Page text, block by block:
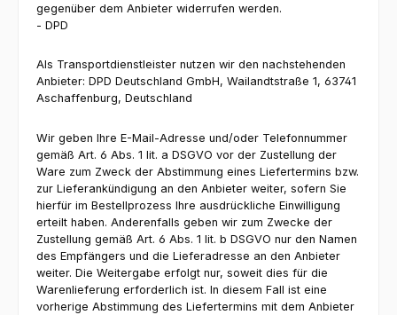
gegenüber dem Anbieter widerrufen werden.
- DPD
Als Transportdienstleister nutzen wir den nachstehenden
Anbieter: DPD Deutschland GmbH, Wailandtstraße 1, 63741
Aschaffenburg, Deutschland
Wir geben Ihre E-Mail-Adresse und/oder Telefonnummer
gemäß Art. 6 Abs. 1 lit. a DSGVO vor der Zustellung der
Ware zum Zweck der Abstimmung eines Liefertermins bzw.
zur Lieferankündigung an den Anbieter weiter, sofern Sie
hierfür im Bestellprozess Ihre ausdrückliche Einwilligung
erteilt haben. Anderenfalls geben wir zum Zwecke der
Zustellung gemäß Art. 6 Abs. 1 lit. b DSGVO nur den Namen
des Empfängers und die Lieferadresse an den Anbieter
weiter. Die Weitergabe erfolgt nur, soweit dies für die
Warenlieferung erforderlich ist. In diesem Fall ist eine
vorherige Abstimmung des Liefertermins mit dem Anbieter